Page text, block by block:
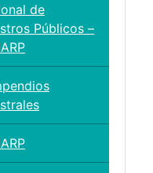
de
Públicos –